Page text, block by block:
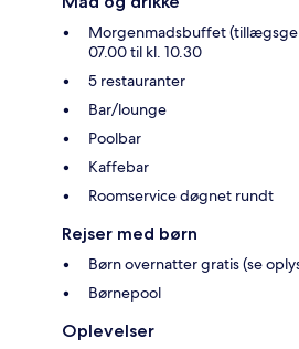
Morgenmadsbuffet
07.00 til kl. 10.30
5 restauranter
Bar/lounge
Poolbar
Kaffebar
Roomservice døgnet rundt
Rejser med børn
Børn overnatter gratis (se
Børnepool
Oplevelser